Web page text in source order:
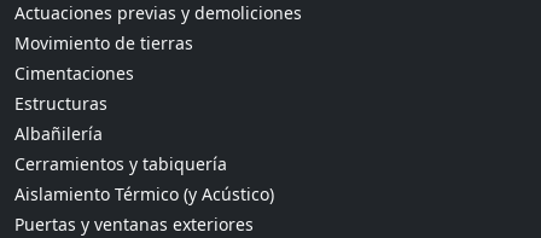
Actuaciones previas y demoliciones
Movimiento de tierras
Cimentaciones
Estructuras
Albañilería
Cerramientos y tabiquería
Aislamiento Térmico (y Acústico)
Puertas y ventanas exteriores